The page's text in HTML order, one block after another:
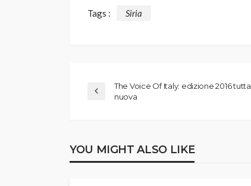
Tags : Siria
The Voice Of Italy: edizione 2016 tutta
nuova
YOU MIGHT ALSO LIKE